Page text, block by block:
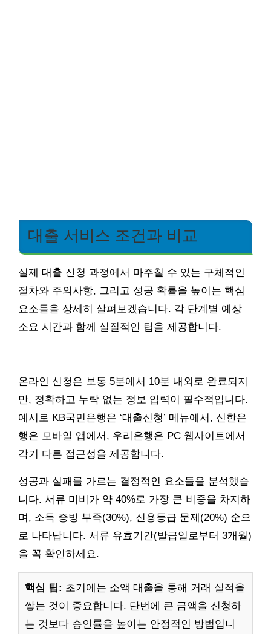
대출 서비스 조건과 비교
실제 대출 신청 과정에서 마주칠 수 있는 구체적인
절차와 주의사항, 그리고 성공 확률을 높이는 핵심
요소들을 상세히 살펴보겠습니다. 각 단계별 예상
소요 시간과 함께 실질적인 팁을 제공합니다.
온라인 신청은 보통 5분에서 10분 내외로 완료되지
만, 정확하고 누락 없는 정보 입력이 필수적입니다.
예시로 KB국민은행은 ‘대출신청’ 메뉴에서, 신한은
행은 모바일 앱에서, 우리은행은 PC 웹사이트에서
각기 다른 접근성을 제공합니다.
성공과 실패를 가르는 결정적인 요소들을 분석했습
니다. 서류 미비가 약 40%로 가장 큰 비중을 차지하
며, 소득 증빙 부족(30%), 신용등급 문제(20%) 순으
로 나타납니다. 서류 유효기간(발급일로부터 3개월)
을 꼭 확인하세요.
핵심 팁: 초기에는 소액 대출을 통해 거래 실적을
쌓는 것이 중요합니다. 단번에 큰 금액을 신청하
는 것보다 승인률을 높이는 안정적인 방법입니